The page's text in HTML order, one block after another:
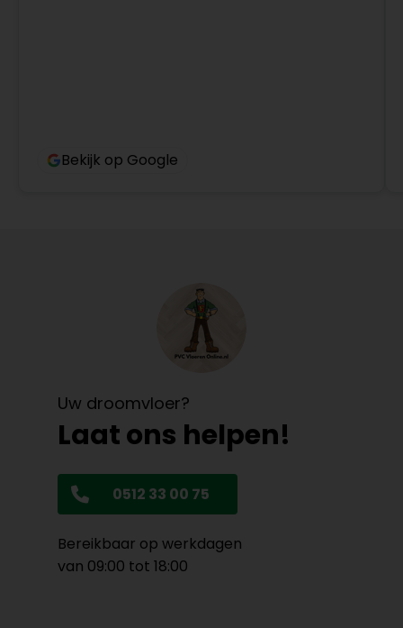
Bekijk op Google
Uw droomvloer?
Laat ons helpen!
0512 33 00 75
Bereikbaar op werkdagen
van 09:00 tot 18:00